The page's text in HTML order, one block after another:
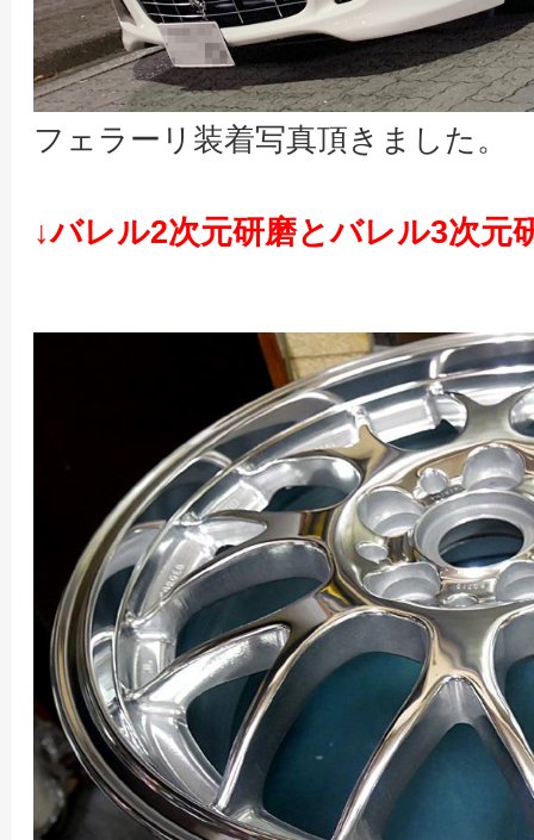
フェラーリ装着写真頂きました。
↓バレル2次元研磨とバレル3次元